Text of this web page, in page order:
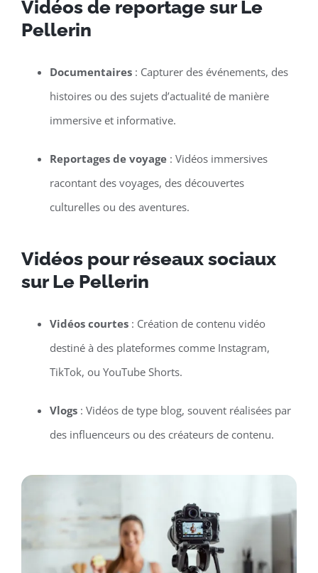
Vidéos de reportage sur Le
Pellerin
Documentaires: Capturer des événements, des
histoires ou des sujets d’actualité de manière
immersive et informative.
Reportages de voyage: Vidéos immersives
racontant des voyages, des découvertes
culturelles ou des aventures.
Vidéos pour réseaux sociaux
sur Le Pellerin
Vidéos courtes: Création de contenu vidéo
destiné à des plateformes comme Instagram,
TikTok, ou YouTube Shorts.
Vlogs: Vidéos de type blog, souvent réalisées par
des influenceurs ou des créateurs de contenu.